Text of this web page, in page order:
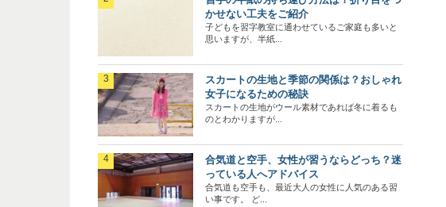
かせない工夫をご紹介
子どもを習字教室に通わせているご家庭も多いと
思いますが、半紙...
スカートの生地と季節の関係は？おしゃれ
女子になるための秘訣
スカートの生地がウール素材であれば冬に着るも
のとわかりますが...
合気道と空手、女性が習うならどっち？迷
っている人へアドバイス
合気道も空手も、最近大人の女性に人気のある習
い事です。 ど...